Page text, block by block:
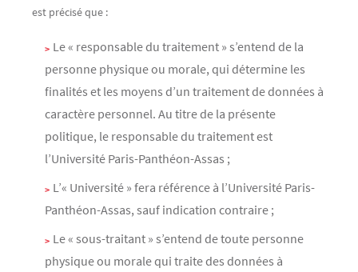
est précisé que :
Le « responsable du traitement » s’entend de la
personne physique ou morale, qui détermine les
finalités et les moyens d’un traitement de données à
caractère personnel. Au titre de la présente
politique, le responsable du traitement est
l’Université Paris-Panthéon-Assas ;
L’« Université » fera référence à l’Université Paris-
Panthéon-Assas, sauf indication contraire ;
Le « sous-traitant » s’entend de toute personne
physique ou morale qui traite des données à